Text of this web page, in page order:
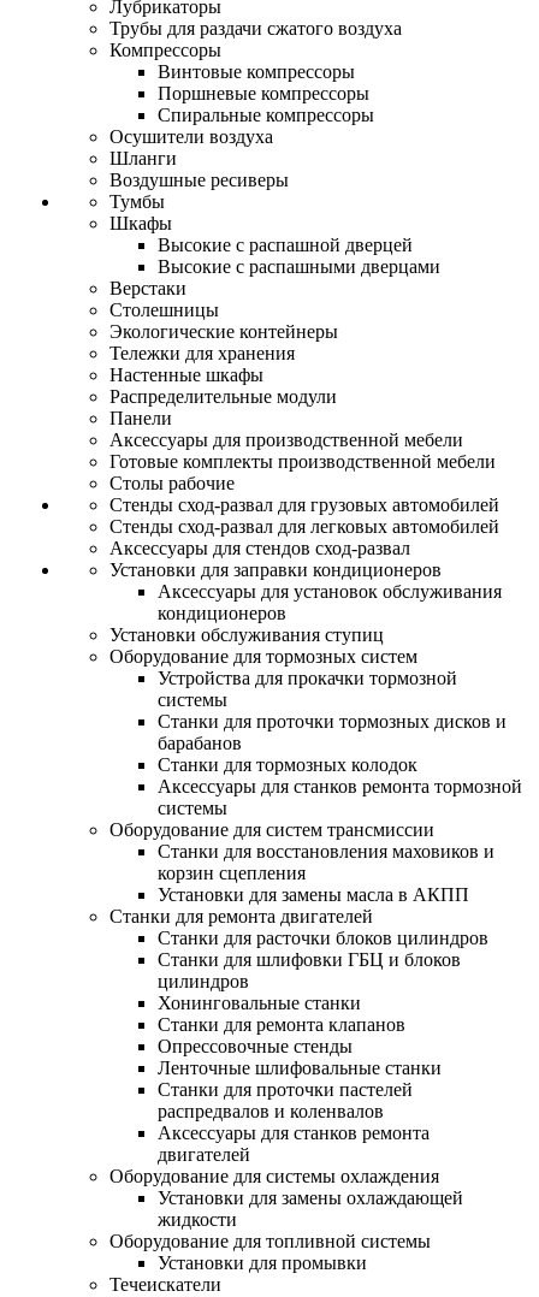
Лубрикаторы
Трубы для раздачи сжатого воздуха
Компрессоры
Винтовые компрессоры
Поршневые компрессоры
Спиральные компрессоры
Осушители воздуха
Шланги
Воздушные ресиверы
Тумбы
Шкафы
Высокие с распашной дверцей
Высокие с распашными дверцами
Верстаки
Столешницы
Экологические контейнеры
Тележки для хранения
Настенные шкафы
Распределительные модули
Панели
Аксессуары для производственной мебели
Готовые комплекты производственной мебели
Столы рабочие
Стенды сход-развал для грузовых автомобилей
Стенды сход-развал для легковых автомобилей
Аксессуары для стендов сход-развал
Установки для заправки кондиционеров
Аксессуары для установок обслуживания
кондиционеров
Установки обслуживания ступиц
Оборудование для тормозных систем
Устройства для прокачки тормозной
системы
Станки для проточки тормозных дисков и
барабанов
Станки для тормозных колодок
Аксессуары для станков ремонта тормозной
системы
Оборудование для систем трансмиссии
Станки для восстановления маховиков и
корзин сцепления
Установки для замены масла в АКПП
Станки для ремонта двигателей
Станки для расточки блоков цилиндров
Станки для шлифовки ГБЦ и блоков
цилиндров
Хонинговальные станки
Станки для ремонта клапанов
Опрессовочные стенды
Ленточные шлифовальные станки
Станки для проточки пастелей
распредвалов и коленвалов
Аксессуары для станков ремонта
двигателей
Оборудование для системы охлаждения
Установки для замены охлаждающей
жидкости
Оборудование для топливной системы
Установки для промывки
Течеискатели